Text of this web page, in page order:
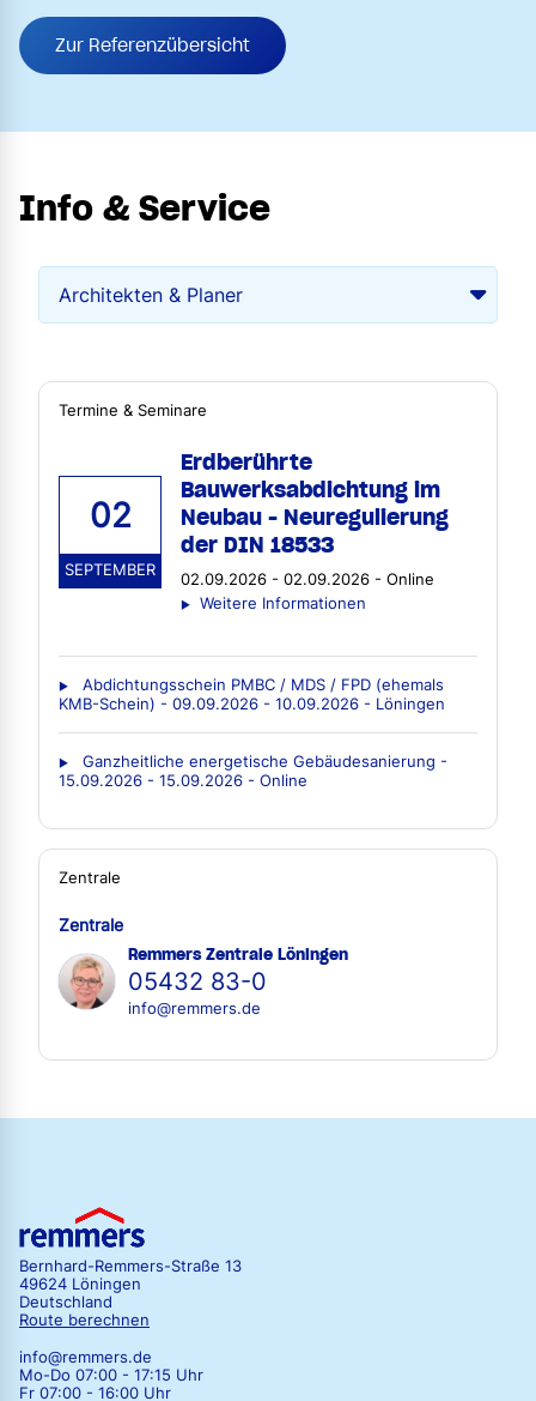
Zur Referenzübersicht
Info & Service
Termine & Seminare
02
SEPTEMBER
Erdberührte
Bauwerksabdichtung im
Neubau - Neuregulierung
der DIN 18533
02.09.2026 - 02.09.2026 - Online
Weitere Informationen
Abdichtungsschein PMBC / MDS / FPD (ehemals
KMB-Schein) - 09.09.2026 - 10.09.2026 - Löningen
Ganzheitliche energetische Gebäudesanierung -
15.09.2026 - 15.09.2026 - Online
Zentrale
Zentrale
Remmers Zentrale Löningen
05432 83-0
info@remmers.de
Bernhard-Remmers-Straße 13
49624 Löningen
Deutschland
Route berechnen
info@remmers.de
Mo-Do 07:00 - 17:15 Uhr
Fr 07:00 - 16:00 Uhr